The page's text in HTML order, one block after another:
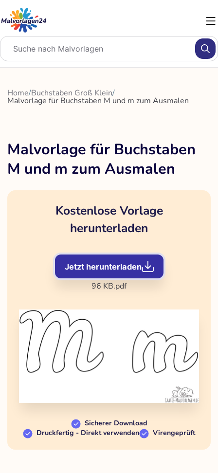
Inhalt
springen
Home/Buchstaben Groß Klein/
Malvorlage für Buchstaben M und m zum Ausmalen
Malvorlage für Buchstaben
M und m zum Ausmalen
Kostenlose Vorlage
herunterladen
Jetzt herunterladen
96 KB.pdf
Sicherer Download
Druckfertig - Direkt verwenden
Virengeprüft